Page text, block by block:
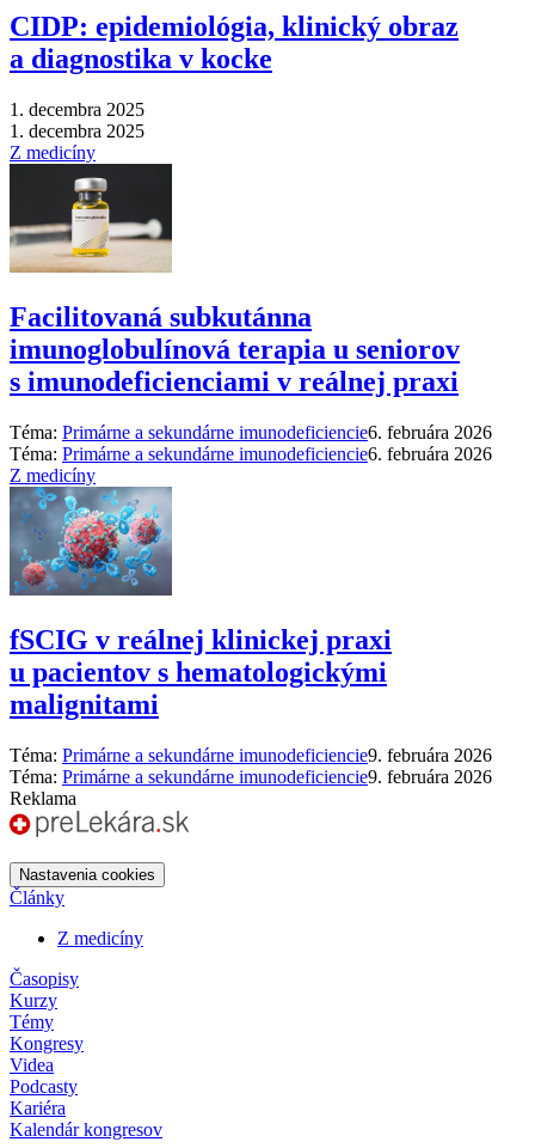
CIDP: epidemiológia, klinický obraz
a diagnostika v kocke
1. decembra 2025
1. decembra 2025
Z medicíny
Facilitovaná subkutánna
imunoglobulínová terapia u seniorov
s imunodeficienciami v reálnej praxi
Téma: Primárne a sekundárne imunodeficiencie6. februára 2026
Téma: Primárne a sekundárne imunodeficiencie6. februára 2026
Z medicíny
fSCIG v reálnej klinickej praxi
u pacientov s hematologickými
malignitami
Téma: Primárne a sekundárne imunodeficiencie9. februára 2026
Téma: Primárne a sekundárne imunodeficiencie9. februára 2026
Reklama
Nastavenia cookies
Články
Z medicíny
Časopisy
Kurzy
Témy
Kongresy
Videa
Podcasty
Kariéra
Kalendár kongresov